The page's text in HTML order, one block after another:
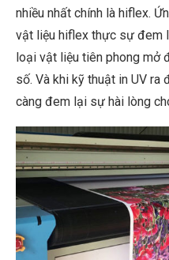
nhiều nhất chính là hiflex.
vật liệu hiflex thực sự đem
loại vật liệu tiên phong mở
số. Và khi kỹ thuật in UV
càng đem lại sự hài lòng